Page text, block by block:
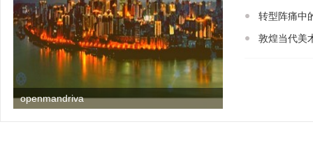
openmandriva
转型阵痛中
敦煌当代美